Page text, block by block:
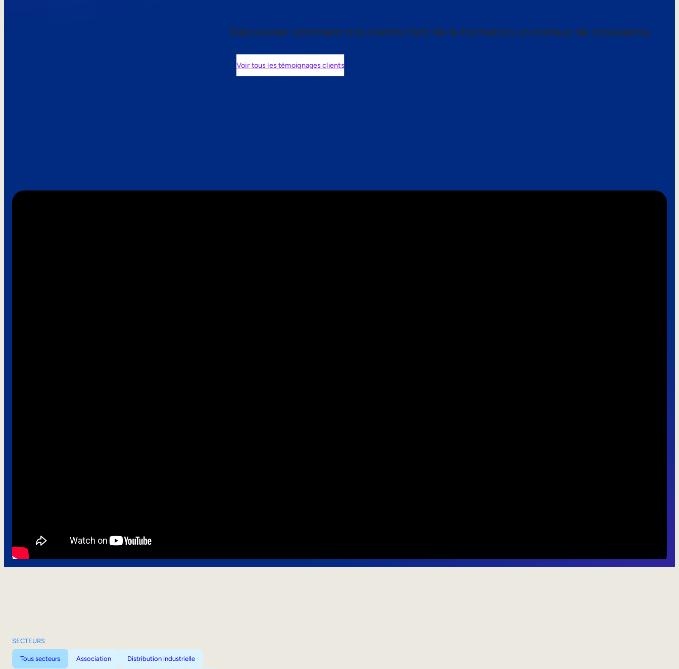
Découvrez comment nos clients font de la formation un moteur de croissance.
Voir tous les témoignages clients
SECTEURS
Tous secteurs Association Distribution industrielle